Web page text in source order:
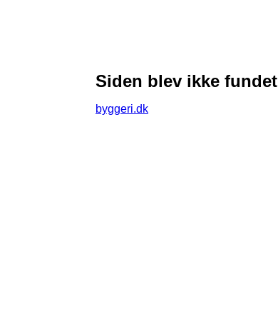
Siden blev ikke fundet
byggeri.dk